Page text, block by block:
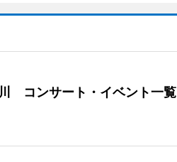
コンサート・イベント一覧